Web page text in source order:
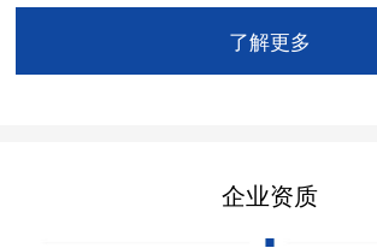
了解更多
企业资质